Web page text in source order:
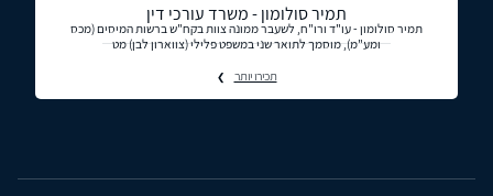
תמיר סולומון - משרד עורכי דין
תמיר סולומון - עו"ד ורו"ח, לשעבר ממונה צוות בקח"ש ברשות המיסים (מכס
ומע"מ), מוסמך לתואר שני במשפט פלילי (צווארון לבן) מט
תכירו יותר